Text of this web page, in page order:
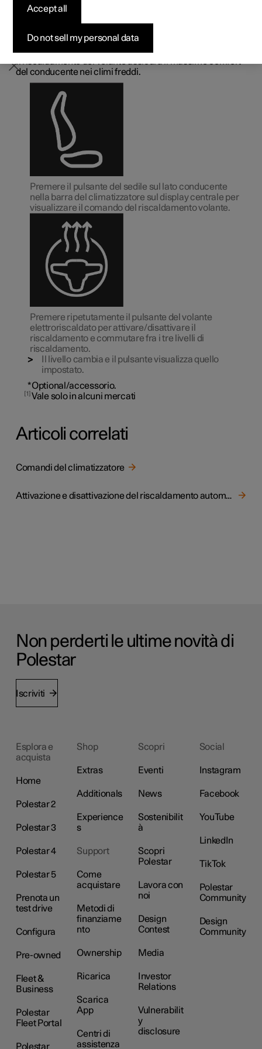
Pre-owned Polestar 2
Pre-owned Polestar 3
Pre-owned Polestar 4
Configura
Ricarica domestica
Opzioni di finanziamento
Newsletter
volante
elettroriscaldato
del conducente nei climi freddi.
Premere il pulsante del sedile sul lato conducente
nella barra del climatizzatore sul display centrale per
visualizzare il comando del riscaldamento volante.
Premere ripetutamente il pulsante del volante
elettroriscaldato per attivare/disattivare il
riscaldamento e commutare fra i tre livelli di
riscaldamento.
Il livello cambia e il pulsante visualizza quello
impostato.
*Optional/accessorio.
1 Vale solo in alcuni mercati
Articoli correlati
Comandi del climatizzatore
Attivazione e disattivazione del riscaldamento automatico del volante
Non perderti le ultime novità di
Polestar
Iscriviti
Esplora e
acquista
Home
Polestar 2
Polestar 3
Polestar 4
Polestar 5
Prenota un
test drive
Configura
Pre-owned
Fleet &
Business
Polestar
Fleet Portal
Polestar
Shop
Extras
Additionals
Experience
s
Support
Come
acquistare
Metodi di
finanziame
nto
Ownership
Ricarica
Scarica
App
Centri di
assistenza
Scopri
Eventi
News
Sostenibilit
à
Scopri
Polestar
Lavora con
noi
Design
Contest
Media
Investor
Relations
Vulnerabilit
y
disclosure
Social
Instagram
Facebook
YouTube
LinkedIn
TikTok
Polestar
Community
Design
Community
Do not sell my personal data
Accept all